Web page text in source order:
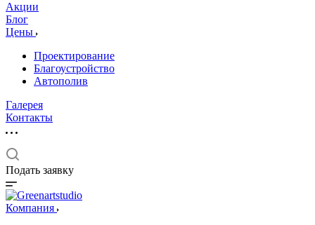
Акции
Блог
Цены
Проектирование
Благоустройство
Автополив
Галерея
Контакты
Подать заявку
Компания